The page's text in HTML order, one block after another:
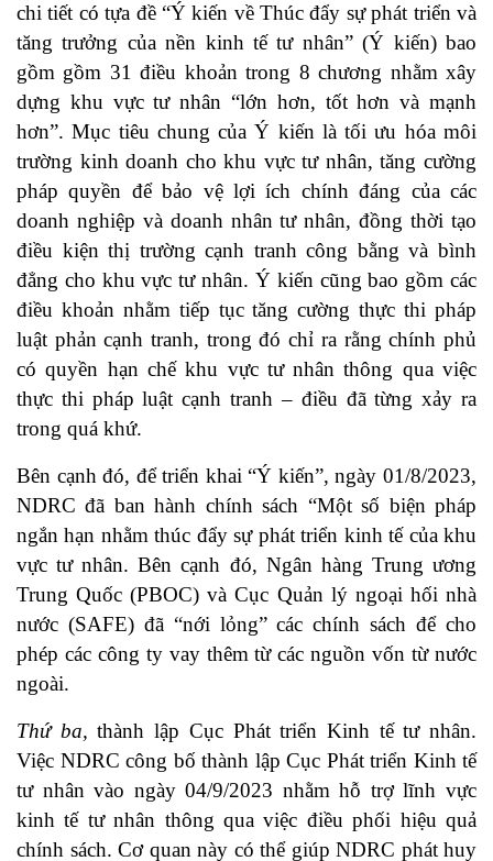
chi tiết có tựa đề “Ý kiến về Thúc đẩy sự phát triển và
tăng trưởng của nền kinh tế tư nhân” (Ý kiến) bao
gồm gồm 31 điều khoản trong 8 chương nhằm xây
dựng khu vực tư nhân “lớn hơn, tốt hơn và mạnh
hơn”. Mục tiêu chung của Ý kiến là tối ưu hóa môi
trường kinh doanh cho khu vực tư nhân, tăng cường
pháp quyền để bảo vệ lợi ích chính đáng của các
doanh nghiệp và doanh nhân tư nhân, đồng thời tạo
điều kiện thị trường cạnh tranh công bằng và bình
đẳng cho khu vực tư nhân. Ý kiến ​​cũng bao gồm các
điều khoản nhằm tiếp tục tăng cường thực thi pháp
luật phản cạnh tranh, trong đó chỉ ra rằng chính phủ
có quyền hạn chế khu vực tư nhân thông qua việc
thực thi pháp luật cạnh tranh – điều đã từng xảy ra
trong quá khứ.
Bên cạnh đó, để triển khai “Ý kiến”, ngày 01/8/2023,
NDRC đã ban hành chính sách “Một số biện pháp
ngắn hạn nhằm thúc đẩy sự phát triển kinh tế của khu
vực tư nhân. Bên cạnh đó, Ngân hàng Trung ương
Trung Quốc (PBOC) và Cục Quản lý ngoại hối nhà
nước (SAFE) đã “nới lỏng” các chính sách để cho
phép các công ty vay thêm từ các nguồn vốn từ nước
ngoài.
Thứ ba,thành lập Cục Phát triển Kinh tế tư nhân.
Việc NDRC công bố thành lập Cục Phát triển Kinh tế
tư nhân vào ngày 04/9/2023 nhằm hỗ trợ lĩnh vực
kinh tế tư nhân thông qua việc điều phối hiệu quả
chính sách. Cơ quan này có thể giúp NDRC phát huy